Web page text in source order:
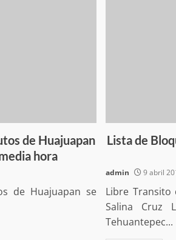
de Huajuapan
hora
de Huajuapan se
Lista de
admin 9 abril
Libre Transito
Salina Cruz
Tehuantepec...
otorga medalla “Juana
a cinco mujeres oaxaqueñas
destacadas
7